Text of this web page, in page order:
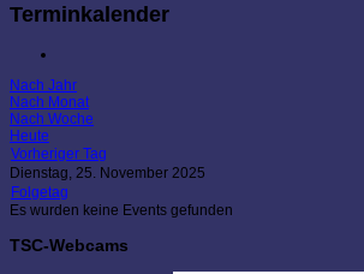
Terminkalender
Nach Jahr
Nach Monat
Nach Woche
Heute
Vorheriger Tag
Dienstag, 25. November 2025
Folgetag
Es wurden keine Events gefunden
TSC-Webcams